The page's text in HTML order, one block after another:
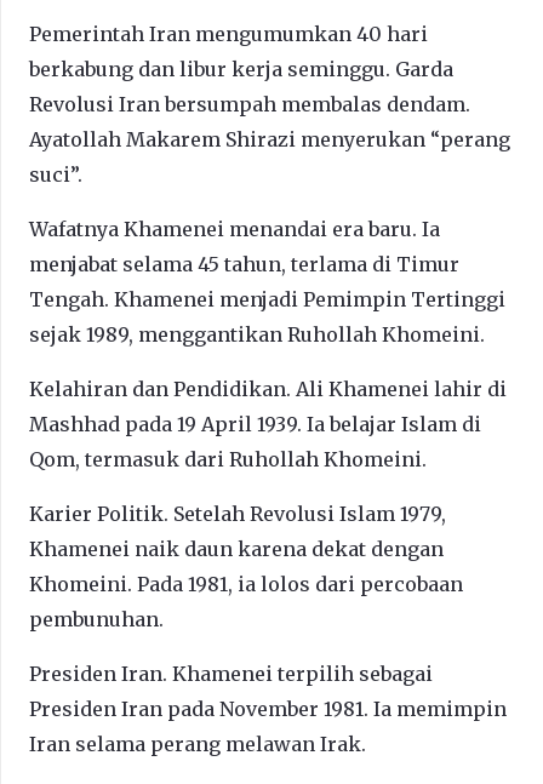
Pemerintah Iran mengumumkan 40 hari
berkabung dan libur kerja seminggu. Garda
Revolusi Iran bersumpah membalas dendam.
Ayatollah Makarem Shirazi menyerukan “perang
suci”.
Wafatnya Khamenei menandai era baru. Ia
menjabat selama 45 tahun, terlama di Timur
Tengah. Khamenei menjadi Pemimpin Tertinggi
sejak 1989, menggantikan Ruhollah Khomeini.
Kelahiran dan Pendidikan. Ali Khamenei lahir di
Mashhad pada 19 April 1939. Ia belajar Islam di
Qom, termasuk dari Ruhollah Khomeini.
Karier Politik. Setelah Revolusi Islam 1979,
Khamenei naik daun karena dekat dengan
Khomeini. Pada 1981, ia lolos dari percobaan
pembunuhan.
Presiden Iran. Khamenei terpilih sebagai
Presiden Iran pada November 1981. Ia memimpin
Iran selama perang melawan Irak.